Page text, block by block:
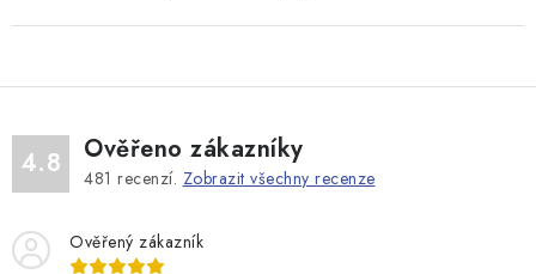
4.8 Ověřeno zákazníky
481 recenzí. Zobrazit všechny recenze
Ověřený zákazník